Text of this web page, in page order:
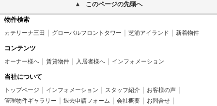
このページの先頭へ
物件検索
カテリーナ三田 グローバルフロントタワー 芝浦アイランド 新着物件
コンテンツ
オーナー様へ 賃貸物件 入居者様へ インフォメーション
当社について
トップページ インフォメーション スタッフ紹介
お客様の声
管理物件ギャラリー
退去申請フォーム 会社概要
お問合せ